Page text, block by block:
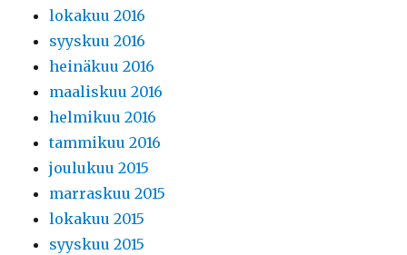
lokakuu 2016
syyskuu 2016
heinäkuu 2016
maaliskuu 2016
helmikuu 2016
tammikuu 2016
joulukuu 2015
marraskuu 2015
lokakuu 2015
syyskuu 2015